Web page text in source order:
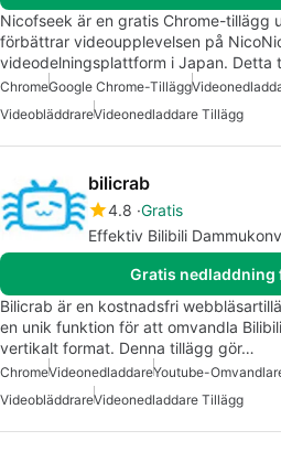
Nicofseek är en gratis Chrome-tillägg
förbättrar videoupplevelsen på
videodelningsplattform i Japan. Detta
ChromeGoogle Chrome-Tillägg
VideobläddrareVideonedladdare Tillägg
bilicrab
4.8 Gratis
Effektiv Bilibili
Gratis nedladdning
Bilicrab är en kostnadsfri
en unik funktion för att omvandla
vertikalt format. Denna tillägg gör…
ChromeVideonedladdareYoutube-
VideobläddrareVideonedladdare Tillägg